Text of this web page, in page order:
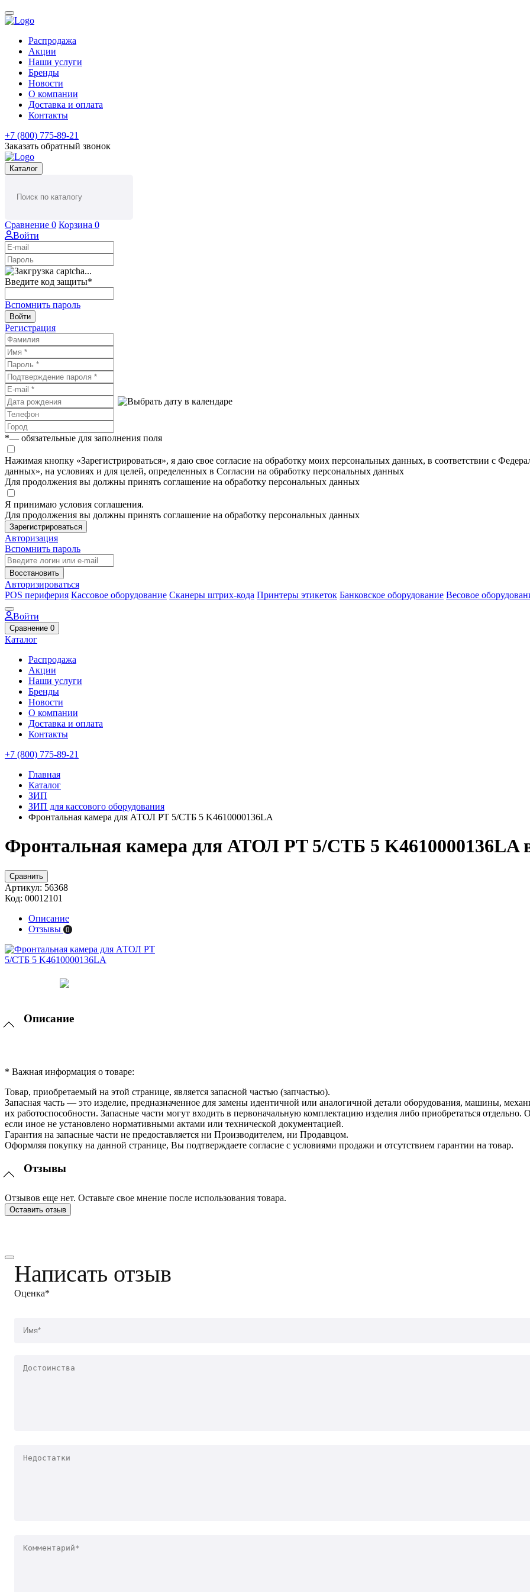
Распродажа
Акции
Наши услуги
Бренды
Новости
О компании
Доставка и оплата
Контакты
+7 (800) 775-89-21
Заказать обратный звонок
Каталог
Сравнение 0 Корзина 0
Войти
Введите код защиты*
Вспомнить пароль
Войти
Регистрация
*— обязательные для заполнения поля
Нажимая кнопку «Зарегистрироваться», я даю свое согласие на обработку моих персональных данных, в соответствии с
данных», на условиях и для целей, определенных в Согласии на обработку персональных данных
Для продолжения вы должны принять соглашение на обработку персональных данных
Я принимаю условия соглашения.
Для продолжения вы должны принять соглашение на обработку персональных данных
Зарегистрироваться
Авторизация
Вспомнить пароль
Восстановить
Авторизироваться
POS периферия Кассовое оборудование Сканеры штрих-кода Принтеры этикеток Банковское оборудование Весовое
Войти
Сравнение 0
Каталог
Распродажа
Акции
Наши услуги
Бренды
Новости
О компании
Доставка и оплата
Контакты
+7 (800) 775-89-21
Главная
Каталог
ЗИП
ЗИП для кассового оборудования
Фронтальная камера для АТОЛ PT 5/СТБ 5 K4610000136LA
Фронтальная камера для АТОЛ PT 5/СТБ 5 K4610000136LA
Сравнить
Артикул: 56368
Код: 00012101
Описание
Отзывы 0
Описание
* Важная информация о товаре:
Товар, приобретаемый на этой странице, является запасной частью (запчастью).
Запасная часть — это изделие, предназначенное для замены идентичной или аналогичной детали оборудования, машины,
их работоспособности. Запасные части могут входить в первоначальную комплектацию изделия либо приобретаться
если иное не установлено нормативными актами или технической документацией.
Гарантия на запасные части не предоставляется ни Производителем, ни Продавцом.
Оформляя покупку на данной странице, Вы подтверждаете согласие с условиями продажи и отсутствием гарантии на товар.
Отзывы
Отзывов еще нет. Оставьте свое мнение после использования товара.
Оставить отзыв
Написать отзыв
Оценка*